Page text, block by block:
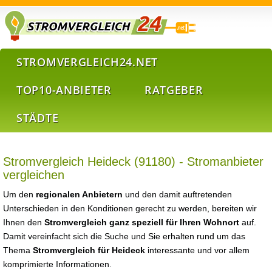
STROMVERGLEICH24.NET
TOP10-ANBIETER
RATGEBER
STÄDTE
Stromvergleich Heideck (91180) - Stromanbieter
vergleichen
Um den regionalen Anbietern und den damit auftretenden
Unterschieden in den Konditionen gerecht zu werden, bereiten wir
Ihnen den Stromvergleich ganz speziell für Ihren Wohnort auf.
Damit vereinfacht sich die Suche und Sie erhalten rund um das
Thema Stromvergleich für Heideck interessante und vor allem
komprimierte Informationen.